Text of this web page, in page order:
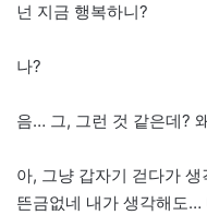
넌 지금 행복하니?
나?
음… 그, 그런 것 같은데?
아, 그냥 갑자기 걷다가 생
뜬금없네 내가 생각해도…